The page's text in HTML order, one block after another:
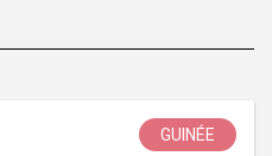
GUINÉE